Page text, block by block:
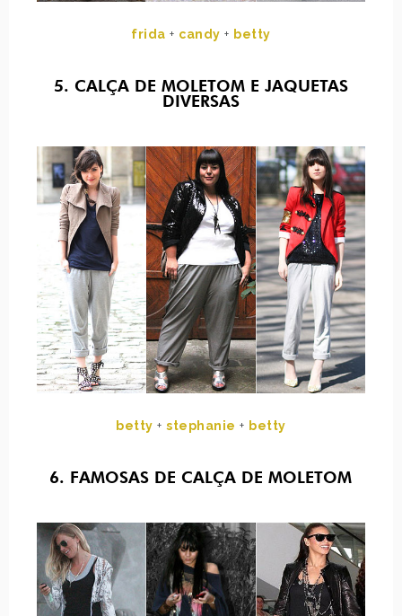
frida + candy + betty
5. CALÇA DE MOLETOM E JAQUETAS
DIVERSAS
betty +stephanie + betty
6. FAMOSAS DE CALÇA DE MOLETOM